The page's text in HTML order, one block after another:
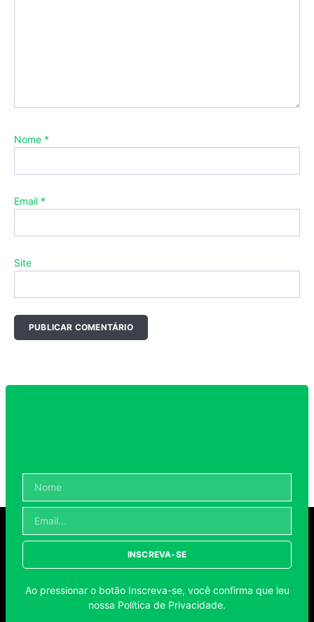
Nome *
Email *
Site
INSCREVA-SE
Ao pressionar o botão Inscreva-se, você confirma que leu
nossa Política de Privacidade.